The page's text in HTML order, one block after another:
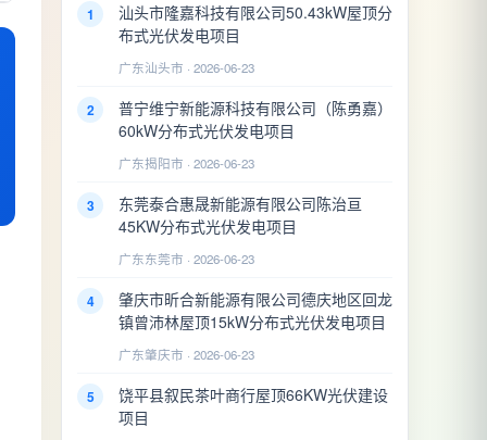
1
汕头市隆嘉科技有限公司50.43kW屋顶分
布式光伏发电项目
广东汕头市 · 2026-06-23
2
普宁维宁新能源科技有限公司（陈勇嘉）
60kW分布式光伏发电项目
广东揭阳市 · 2026-06-23
3
东莞泰合惠晟新能源有限公司陈治亘
45KW分布式光伏发电项目
广东东莞市 · 2026-06-23
4
肇庆市昕合新能源有限公司德庆地区回龙
镇曾沛林屋顶15kW分布式光伏发电项目
广东肇庆市 · 2026-06-23
5
饶平县叙民茶叶商行屋顶66KW光伏建设
项目